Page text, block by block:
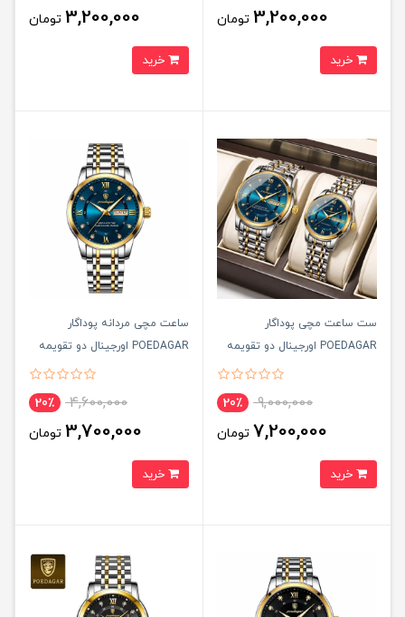
3,200,000 تومان 3,200,000 تومان
ست ساعت مچی پوداگار
POEDAGAR اورجينال دو تقويمه
9,000,000 20٪
7,200,000 تومان
ساعت مچی مردانه پوداگار
POEDAGAR اورجينال دو تقويمه
صفحه مشکی مدل M1 نسخه
4,600,000 20٪
3,700,000 تومان